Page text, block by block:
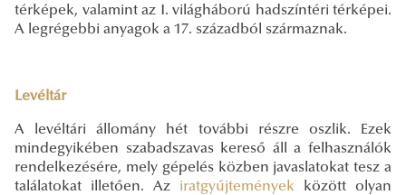
térképek, valamint az I. világháború hadszíntéri térképei.
A legrégebbi anyagok a 17. századból származnak.
Levéltár
A levéltári állomány hét további részre oszlik. Ezek
mindegyikében szabadszavas kereső áll a felhasználók
rendelkezésére, mely gépelés közben javaslatokat tesz a
találatokat illetően. Az iratgyűjtemények között olyan